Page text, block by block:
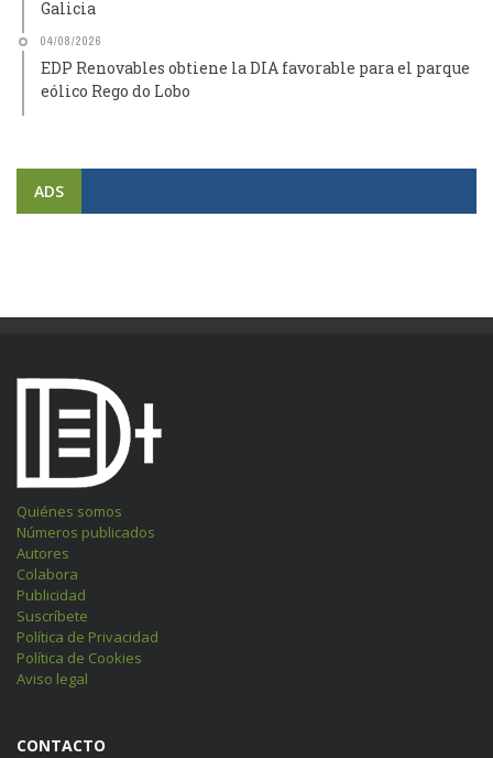
Galicia
04/08/2026
EDP Renovables obtiene la DIA favorable para el parque
eólico Rego do Lobo
ADS
Quiénes somos
Números publicados
Autores
Colabora
Publicidad
Suscríbete
Política de Privacidad
Política de Cookies
Aviso legal
CONTACTO